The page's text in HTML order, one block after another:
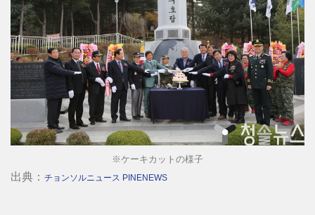
※ケーキカットの様子
出典： チョンソルニュース PINENEWS